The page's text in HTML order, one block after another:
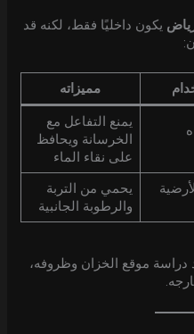
يكون داخليًا فقط، لكنه قد
مميزاته
يمنع التفاعل مع
الخرسانة ويحافظ
على نقاء الماء
يحمي من التربة
والرطوبة الجانبية
موقع الخزان وظروفه،